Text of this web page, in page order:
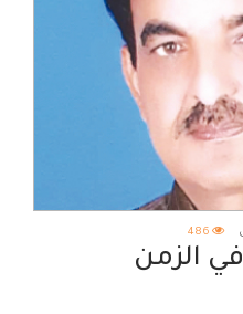
486
قراري الصعب في الزمن